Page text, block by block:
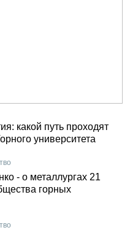
какой путь проходят
университета
- о металлургах 21
горных